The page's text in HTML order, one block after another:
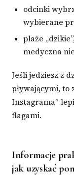
odcinki
wybierane
plaże
medyczna
Jeśli jedziesz z
pływającymi, to
Instagrama”
flagami.
Informacje
jak uzyskać